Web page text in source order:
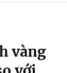
vàng